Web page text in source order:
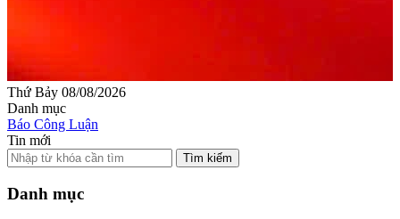
Thứ Bảy 08/08/2026
Danh mục
Báo Công Luận
Tin mới
Tìm kiếm
Danh mục